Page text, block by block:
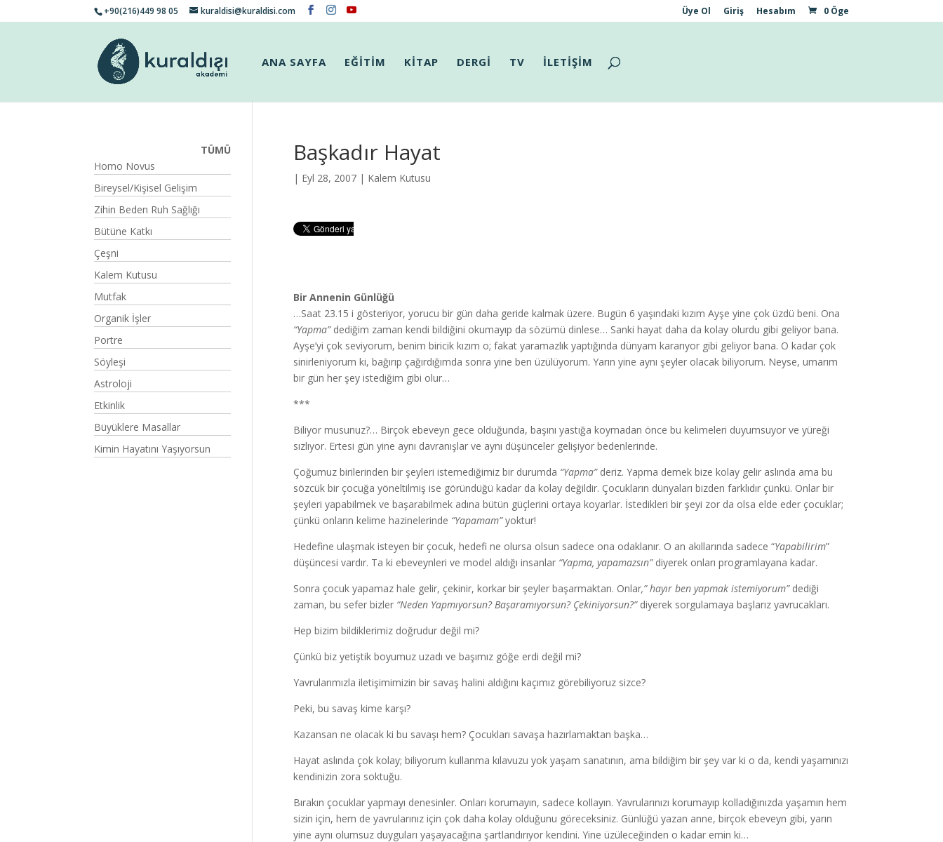
+90(216)449 98 05 kuraldisi@kuraldisi.com Üye Ol Giriş Hesabım 0 Öge
ANA SAYFA EĞİTİM KİTAP DERGİ TV İLETİŞİM
Başkadır Hayat
| Eyl 28, 2007 | Kalem Kutusu
Bir Annenin Günlüğü
…Saat 23.15 i gösteriyor, yorucu bir gün daha geride kalmak üzere. Bugün 6 yaşındaki kızım Ayşe yine çok üzdü beni. Ona
“Yapma”dediğim zaman kendi bildiğini okumayıp da sözümü dinlese… Sanki hayat daha da kolay olurdu gibi geliyor bana.
Ayşe’yi çok seviyorum, benim biricik kızım o; fakat yaramazlık yaptığında dünyam kararıyor gibi geliyor bana. O kadar çok
sinirleniyorum ki, bağırıp çağırdığımda sonra yine ben üzülüyorum. Yarın yine aynı şeyler olacak biliyorum. Neyse, umarım
bir gün her şey istediğim gibi olur…
***
Biliyor musunuz?… Birçok ebeveyn gece olduğunda, başını yastığa koymadan önce bu kelimeleri duyumsuyor ve yüreği
sızlıyor. Ertesi gün yine aynı davranışlar ve aynı düşünceler gelişiyor bedenlerinde.
Çoğumuz birilerinden bir şeyleri istemediğimiz bir durumda “Yapma”deriz. Yapma demek bize kolay gelir aslında ama bu
sözcük bir çocuğa yöneltilmiş ise göründüğü kadar da kolay değildir. Çocukların dünyaları bizden farklıdır çünkü. Onlar bir
şeyleri yapabilmek ve başarabilmek adına bütün güçlerini ortaya koyarlar. İstedikleri bir şeyi zor da olsa elde eder çocuklar;
çünkü onların kelime hazinelerinde “Yapamam”yoktur!
Hedefine ulaşmak isteyen bir çocuk, hedefi ne olursa olsun sadece ona odaklanır. O an akıllarında sadece “Yapabilirim”
düşüncesi vardır. Ta ki ebeveynleri ve model aldığı insanlar “Yapma, yapamazsın” diyerek onları programlayana kadar.
Sonra çocuk yapamaz hale gelir, çekinir, korkar bir şeyler başarmaktan. Onlar,” hayır ben yapmak istemiyorum”dediği
zaman, bu sefer bizler “Neden Yapmıyorsun? Başaramıyorsun? Çekiniyorsun?”diyerek sorgulamaya başlarız yavrucakları.
Hep bizim bildiklerimiz doğrudur değil mi?
Çünkü biz yetiştik boyumuz uzadı ve başımız göğe erdi değil mi?
Yavrularımızla iletişimimizin bir savaş halini aldığını kaçımız görebiliyoruz sizce?
Peki, bu savaş kime karşı?
Kazansan ne olacak ki bu savaşı hem? Çocukları savaşa hazırlamaktan başka…
Hayat aslında çok kolay; biliyorum kullanma kılavuzu yok yaşam sanatının, ama bildiğim bir şey var ki o da, kendi yaşamınızı
kendinizin zora soktuğu.
Bırakın çocuklar yapmayı denesinler. Onları korumayın, sadece kollayın. Yavrularınızı korumayıp kolladığınızda yaşamın hem
sizin için, hem de yavrularınız için çok daha kolay olduğunu göreceksiniz. Günlüğü yazan anne, birçok ebeveyn gibi, yarın
yine aynı olumsuz duyguları yaşayacağına şartlandırıyor kendini. Yine üzüleceğinden o kadar emin ki…
TÜMÜ
Homo Novus
Bireysel/Kişisel Gelişim
Zihin Beden Ruh Sağlığı
Bütüne Katkı
Çeşni
Kalem Kutusu
Mutfak
Organik İşler
Portre
Söyleşi
Astroloji
Etkinlik
Büyüklere Masallar
Kimin Hayatını Yaşıyorsun